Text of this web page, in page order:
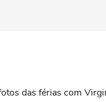
das férias com